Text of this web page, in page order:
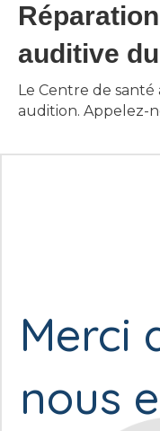
auditive
Le Centre de
audition. Appelez-
Merci
nous